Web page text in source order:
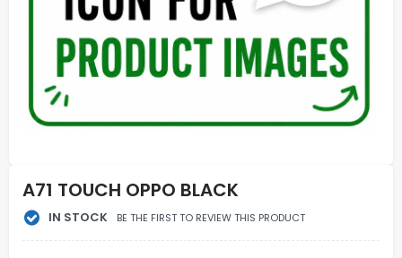
A71 TOUCH OPPO BLACK
IN STOCK BE THE FIRST TO REVIEW THIS PRODUCT